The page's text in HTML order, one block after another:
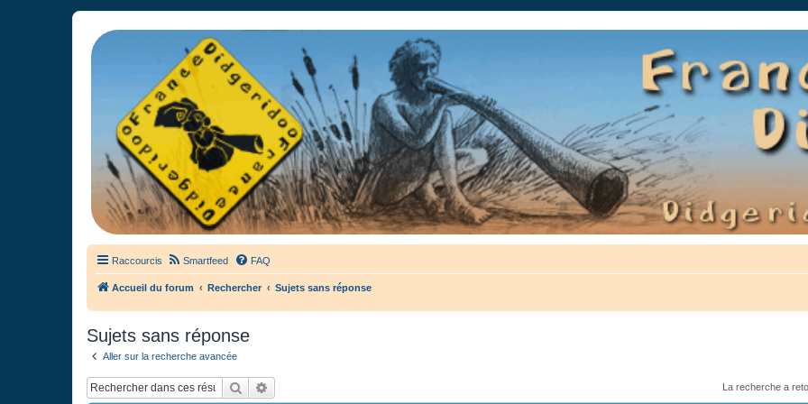
France Didgeridoo
Didgeridoo et Guimbarde sur France Didgeridoo - retrouvez la communauté.
Raccourcis Smartfeed FAQ
Accueil du forum Rechercher Sujets sans réponse
Sujets sans réponse
Aller sur la recherche avancée
Rechercher La recherche a